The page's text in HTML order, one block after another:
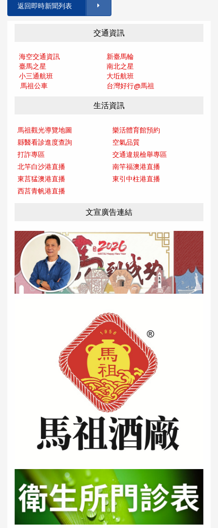
返回即時新聞列表
交通資訊
海空交通資訊
新臺馬輪
臺馬之星
南北之星
小三通航班
大坵航班
馬祖公車
台灣好行@馬祖
生活資訊
馬祖觀光導覽地圖
樂活體育館預約
縣醫看診進度查詢
空氣品質
打詐專區
交通違規檢舉專區
北竿白沙港直播
南竿福澳港直播
東莒猛澳港直播
東引中柱港直播
西莒青帆港直播
文宣廣告連結